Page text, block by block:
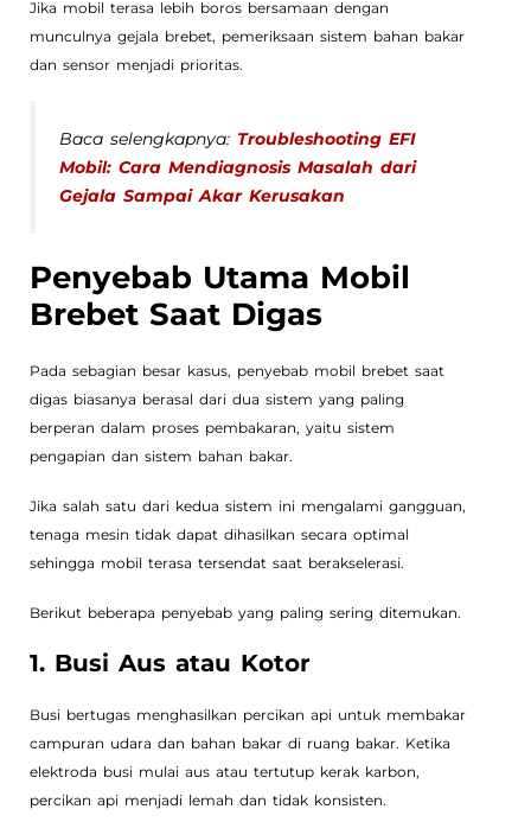
Jika mobil terasa lebih boros bersamaan dengan
munculnya gejala brebet, pemeriksaan sistem bahan bakar
dan sensor menjadi prioritas.
Baca selengkapnya: Troubleshooting EFI
Mobil: Cara Mendiagnosis Masalah dari
Gejala Sampai Akar Kerusakan
Penyebab Utama Mobil
Brebet Saat Digas
Pada sebagian besar kasus, penyebab mobil brebet saat
digas biasanya berasal dari dua sistem yang paling
berperan dalam proses pembakaran, yaitu sistem
pengapian dan sistem bahan bakar.
Jika salah satu dari kedua sistem ini mengalami gangguan,
tenaga mesin tidak dapat dihasilkan secara optimal
sehingga mobil terasa tersendat saat berakselerasi.
Berikut beberapa penyebab yang paling sering ditemukan.
1. Busi Aus atau Kotor
Busi bertugas menghasilkan percikan api untuk membakar
campuran udara dan bahan bakar di ruang bakar. Ketika
elektroda busi mulai aus atau tertutup kerak karbon,
percikan api menjadi lemah dan tidak konsisten.